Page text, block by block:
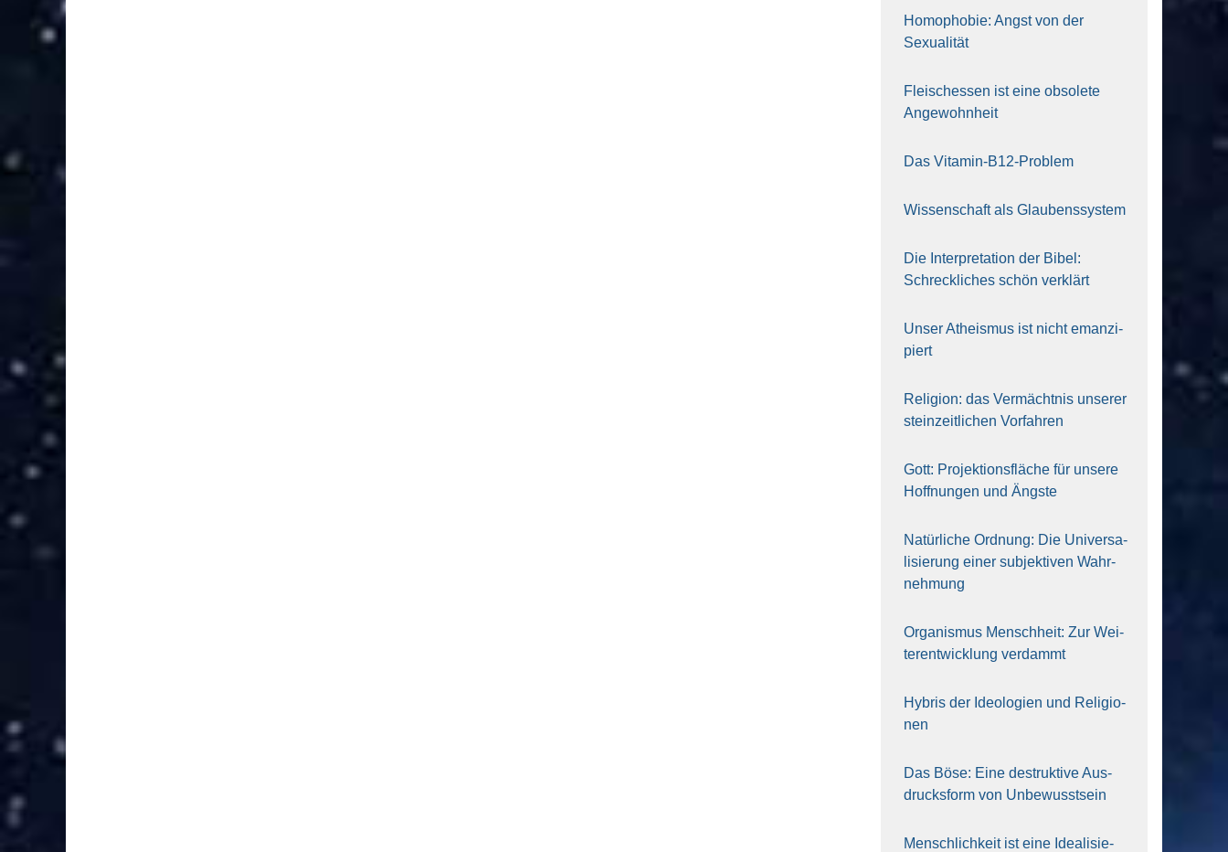
Homo­pho­bie: Angst von der
Sexua­li­tät
Fleisch­essen ist eine obso­le­te
An‍ge‍wohn‍heit
Das Vit­amin-B12-Pro­blem
Wis­sen­schaft als Glau­bens­sys­tem
Die Inter­pre­ta­ti­on der Bibel:
Schreck­li­ches schön ver­klärt
Unser Athe­is­mus ist nicht eman­zi­
piert
Reli­gi­on: das Ver­mächt­nis unse­rer
stein­zeit­li­chen Vor­fah­ren
Gott: Pro­jek­ti­ons­flä­che für unse­re
Hoff­nun­gen und Ängs­te
Natür­li­che Ord­nung: Die Uni­ver­sa­
li­sie­rung einer sub­jek­ti­ven Wahr­
neh­mung
Orga­nis­mus Mensch­heit: Zur Wei­
ter­ent­wick­lung ver­dammt
Hybris der Ideo­lo­gien und Reli­gio­
nen
Das Böse: Eine destruk­ti­ve Aus­
drucks­form von Unbe­wusst­sein
Mensch­lich­keit ist eine Idea­li­sie­